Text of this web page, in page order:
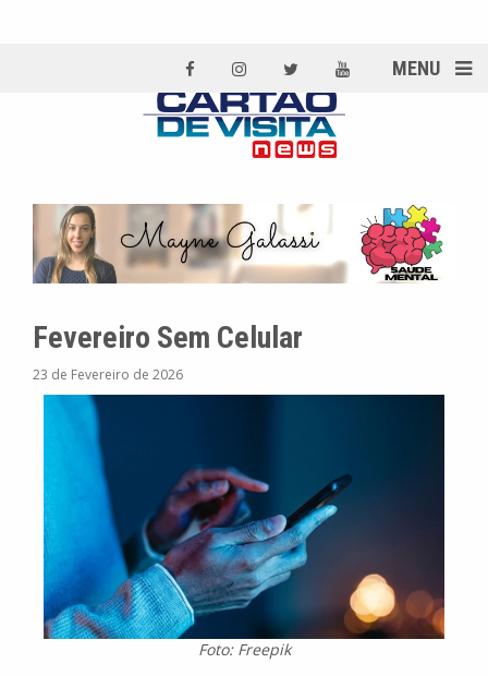
MENU
Fevereiro Sem Celular
23 de Fevereiro de 2026
Foto: Freepik